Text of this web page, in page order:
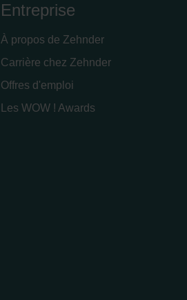
Entreprise
À propos de Zehnder
Carrière chez Zehnder
Offres d'emploi
Les WOW ! Awards